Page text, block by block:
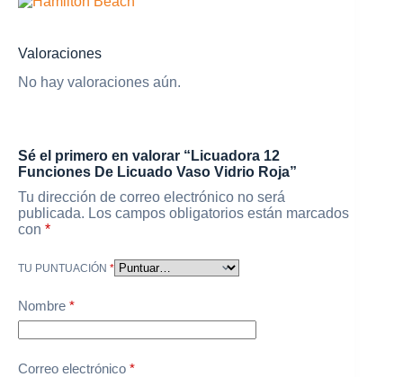
Valoraciones
No hay valoraciones aún.
Sé el primero en valorar “Licuadora 12
Funciones De Licuado Vaso Vidrio Roja”
Tu dirección de correo electrónico no será
publicada. Los campos obligatorios están marcados
con *
TU PUNTUACIÓN *
Nombre *
Correo electrónico *